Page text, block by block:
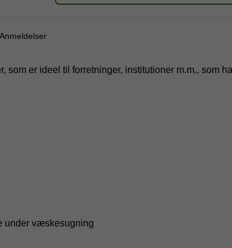
Anmeldelser
som er ideel til forretninger, institutioner m.m., som
under væskesugning